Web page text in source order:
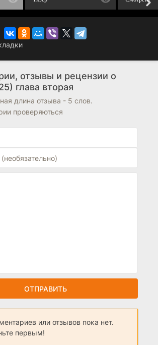
отзывы и рецензии о
глава вторая
длина отзыва - 5 слов.
проверяються
ОТПРАВИТЬ
или отзывов пока нет.
первым!